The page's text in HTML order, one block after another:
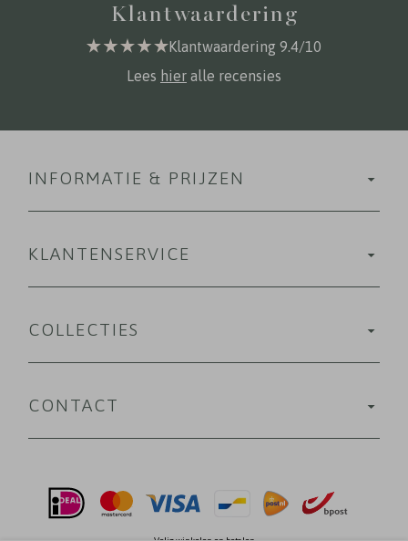
Klantwaardering
Klantwaardering 9.4/10
Lees hier alle recensies
INFORMATIE & PRIJZEN
KLANTENSERVICE
COLLECTIES
CONTACT